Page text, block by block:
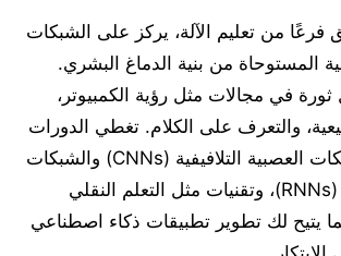
فرعًا من تعليم الآلة، يركز على الشبكات
المستوحاة من بنية الدماغ البشري.
في مجالات مثل رؤية الكمبيوتر،
والتعرف على الكلام. تغطي الدورات
مواضيع مثل الشبكات العصبية التلافيفية (CNNs) والشبكات
العصبية المتكررة (RNNs)، وتقنيات مثل التعلم النقلي
يتيح لك تطوير تطبيقات ذكاء اصطناعي